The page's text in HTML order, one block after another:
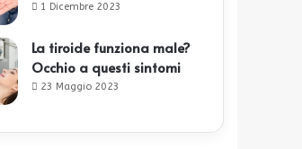
1 Dicembre 2023
La tiroide funziona male?
Occhio a questi sintomi
23 Maggio 2023